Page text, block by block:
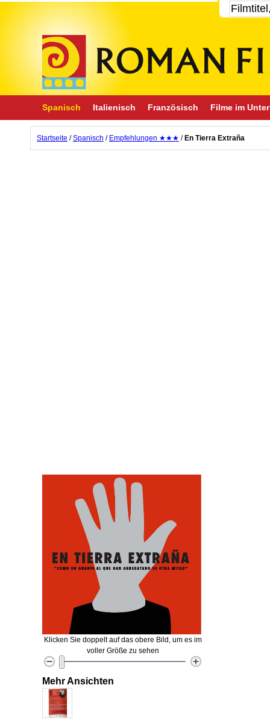
Spanisch Italienisch Französisch Filme im
Startseite /Spanisch / Empfehlungen ★★★ / En Tierra Extraña
Klicken Sie doppelt auf das obere Bild, um es im
voller Größe zu sehen
Mehr Ansichten